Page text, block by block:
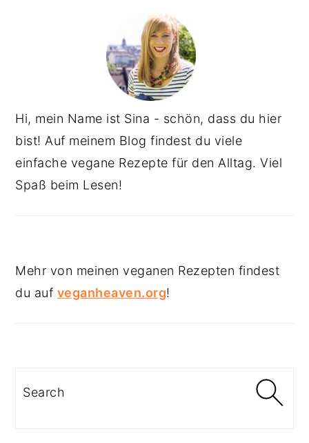
Hi, mein Name ist Sina - schön, dass du hier
bist! Auf meinem Blog findest du viele
einfache vegane Rezepte für den Alltag. Viel
Spaß beim Lesen!
Mehr von meinen veganen Rezepten findest
du auf veganheaven.org!
Search